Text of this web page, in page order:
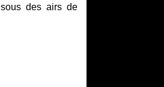
des airs de